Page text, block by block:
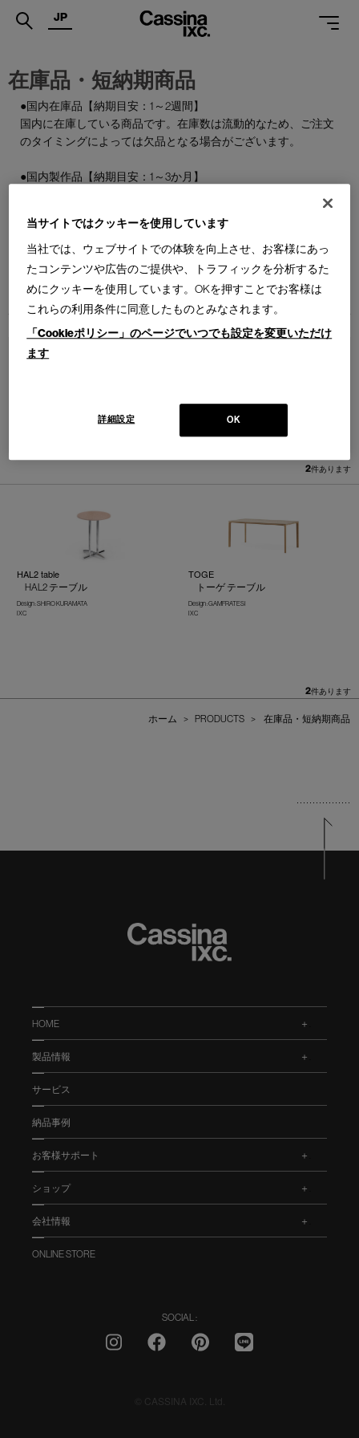
.
SERVICES
SUPPORT
SHOPS
CATALOGUES
PROFESSIONAL
JP
在庫品・短納期商品
●国内在庫品【納期目安：1～2週間】
国内に在庫している商品です。在庫数は流動的なため、ご注文
のタイミングによっては欠品となる場合がございます。
●国内製作品【納期目安：1～3か月】
●特別在庫品【納期目安：1～2週間】
通常はお届けまで約6か月を要する輸入商品の一部を、期間限
定で国内在庫としてご用意しております。数量限定のため、な
くなり次第終了となります。
2件あります
HAL2 table
HAL2 テーブル
Design : SHIRO KURAMATA
IXC
TOGE
トーゲ テーブル
Design : GAMFRATESI
IXC
2件あります
ホーム > PRODUCTS > 在庫品・短納期商品
HOME
製品情報
サービス
納品事例
お客様サポート
ショップ
会社情報
ONLINE STORE
SOCIAL :
© CASSINA IXC. Ltd.
当サイトではクッキーを使用しています
当社では、ウェブサイトでの体験を向上させ、お客様にあっ
たコンテンツや広告のご提供や、トラフィックを分析するた
めにクッキーを使用しています。OKを押すことでお客様は
これらの利用条件に同意したものとみなされます。
「Cookieポリシー」のページでいつでも設定を変更いただけ
ます
OK
詳細設定